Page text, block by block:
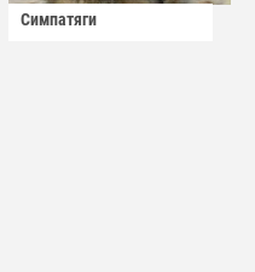
Симпатяги